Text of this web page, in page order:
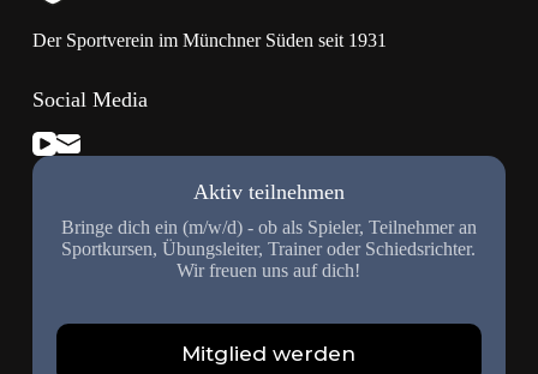
Der Sportverein im Münchner Süden seit 1931
Social Media
Aktiv teilnehmen
Bringe dich ein (m/w/d) - ob als Spieler, Teilnehmer an
Sportkursen, Übungsleiter, Trainer oder Schiedsrichter.
Wir freuen uns auf dich!
Mitglied werden